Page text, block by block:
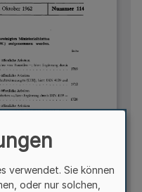
verwendet. Sie können
oder nur solchen,